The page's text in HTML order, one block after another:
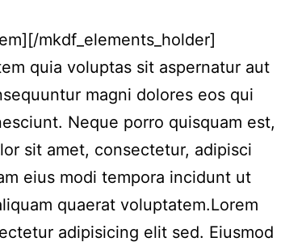
mkdf_elements_holder]
quia voluptas sit aspernatur aut
magni dolores eos qui
Neque porro quisquam est,
sit amet, consectetur, adipisci
eius modi tempora incidunt ut
quaerat voluptatem.Lorem
adipisicing elit sed. Eiusmod